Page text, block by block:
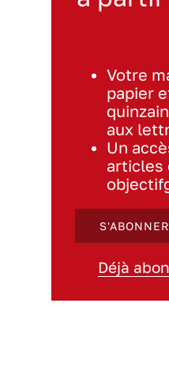
Votre
papier
aux
Un
articles
Déjà